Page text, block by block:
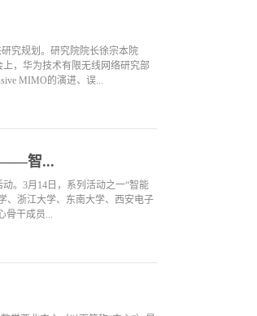
究规划。研究院院长徐宗本院
，华为技术有限无线网络研究部
MIMO的演进、误...
——智...
。3月14日，系列活动之一“智能
、浙江大学、东南大学、西安电子
骨干成员...